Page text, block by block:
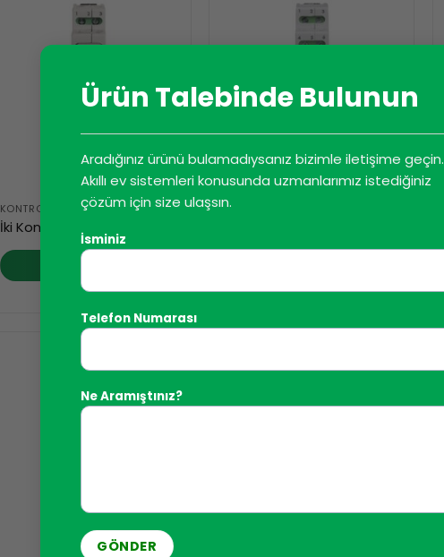
Ürün Talebinde Bulunun
Aradığınız ürünü bulamadıysanız bizimle iletişime geçin.
Akıllı ev sistemleri konusunda uzmanlarımız istediğiniz
çözüm için size ulaşsın.
İsminiz
Telefon Numarası
Ne Aramıştınız?
KONTROL SISTEMI BILEŞENLERI
İki Konumlu Anahtar WB-1
KONTROL SISTEMI BILEŞENLERI